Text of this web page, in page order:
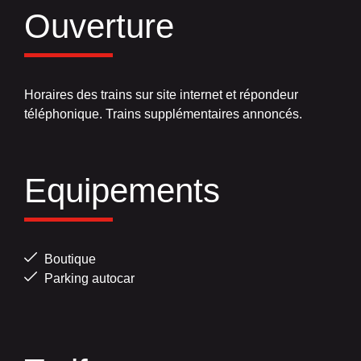
Ouverture
Horaires des trains sur site internet et répondeur
téléphonique. Trains supplémentaires annoncés.
Equipements
Boutique
Parking autocar